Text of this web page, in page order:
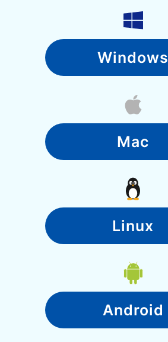
Windows
Mac
Linux
Android